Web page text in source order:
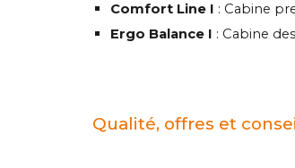
Comfort Line I : Cabine
Ergo Balance I : Cabine
Qualité, offres et